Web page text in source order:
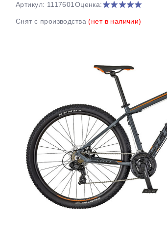
Артикул: 1117601 Оценка:
Снят с производства(нет в наличии)